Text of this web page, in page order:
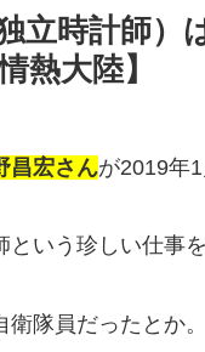
立時計師）
熱大陸】
昌宏さんが2019年
いう珍しい仕事
隊員だったとか。